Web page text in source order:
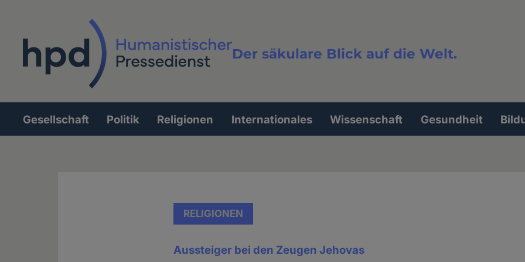
Der säkulare Blick auf die Welt.
Volltextsuche
Hauptnavigation
Gesellschaft Politik Religionen Internationales Wissenschaft Gesundheit
RELIGIONEN
Aussteiger bei den Zeugen Jehovas